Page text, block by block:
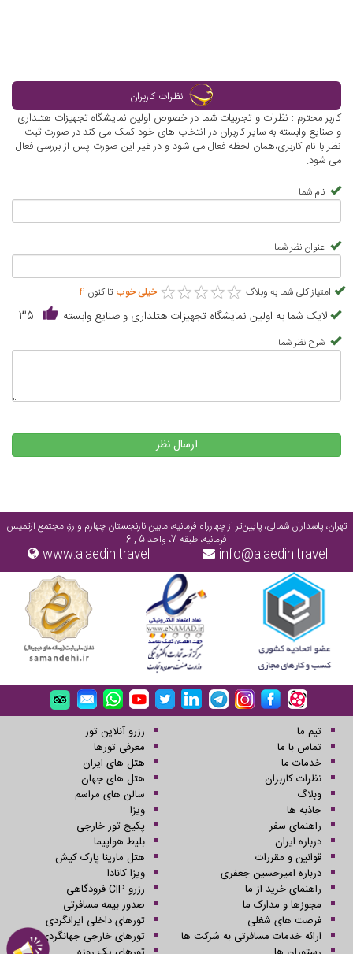
نظرات کاربران
کاربر محترم : نظرات و تجربیات شما در خصوص اولین نمایشگاه تجهیزات هتلداری
و صنایع وابسته به سایر کاربران در انتخاب های خود کمک می کند.در صورت ثبت
نظر با نام کاربری،همان لحظه فعال می شود و در غیر این صورت پس از بررسی فعال
می شود.
نام شما
عنوان نظر شما
امتیاز کلی شما به وبلاگ ★★★★★
★★★★★ خیلی خوب تا کنون 4
لایک شما به اولین نمایشگاه تجهیزات هتلداری و صنایع وابسته 35
شرح نظر شما
ارسال نظر
تهران، پاسداران شمالی، پایین‌تر از چهارراه فرمانیه، مابین نارنجستان چهارم و رز، مجتمع آرتمیس
فرمانیه، طبقه 7، واحد 5 , 6
info@alaedin.travel
www.alaedin.travel
تیم ما
تماس با ما
خدمات ما
نظرات کاربران
وبلاگ
جاذبه ها
راهنمای سفر
درباره ایران
قوانین و مقررات
درباره امیرحسین جعفری
راهنمای خرید از ما
مجوزها و مدارک ما
فرصت های شغلی
ارائه خدمات مسافرتی به شرکت ها
رزرو آنلاین تور
معرفی تورها
هتل های ایران
هتل های جهان
سالن های مراسم
ویزا
پکیج تور خارجی
بلیط هواپیما
هتل مارینا پارک کیش
ویزا کانادا
رزرو CIP فرودگاهی
صدور بیمه مسافرتی
تورهای داخلی ایرانگردی
تورهای خارجی جهانگردی